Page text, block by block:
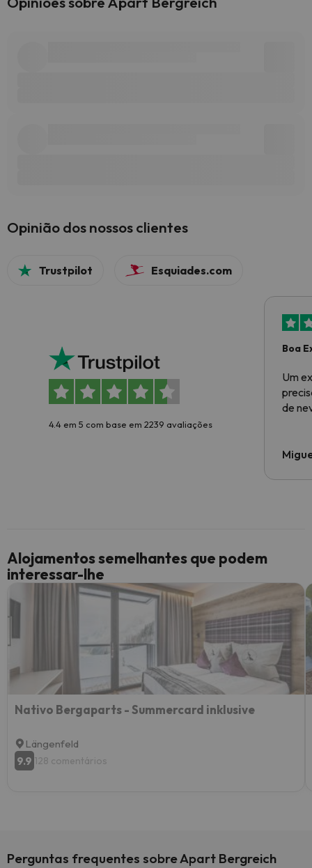
Opinião dos nossos clientes
Trustpilot Esquiades.com
4.4 em 5 com base em 2239 avaliações
Boa
Um
de
Alojamentos semelhantes que podem
interessar-lhe
Nativo Bergaparts - Summercard inklusive
Längenfeld
9.9 128 comentários
Perguntas frequentes sobre Apart Bergreich